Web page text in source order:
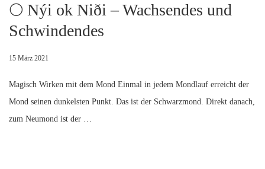
🌕 Nýi ok Niði – Wachsendes und
Schwindendes
15 März 2021
Magisch Wirken mit dem Mond Einmal in jedem Mondlauf erreicht der
Mond seinen dunkelsten Punkt. Das ist der Schwarzmond. Direkt danach,
zum Neumond ist der …